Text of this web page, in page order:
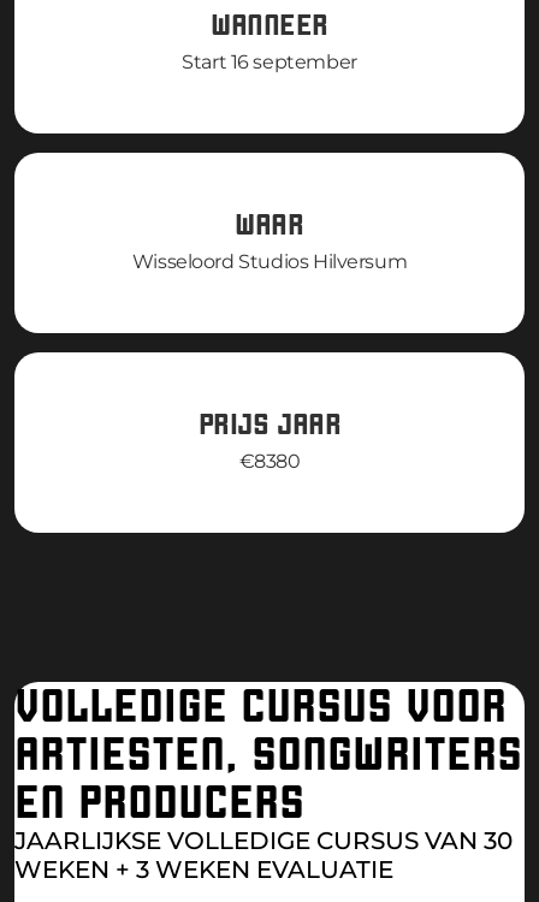
WANNEER
Start 16 september
WAAR
Wisseloord Studios Hilversum
PRIJS JAAR
€8380
VOLLEDIGE CURSUS VOOR
ARTIESTEN, SONGWRITERS
EN PRODUCERS
JAARLIJKSE VOLLEDIGE CURSUS VAN 30
WEKEN + 3 WEKEN EVALUATIE